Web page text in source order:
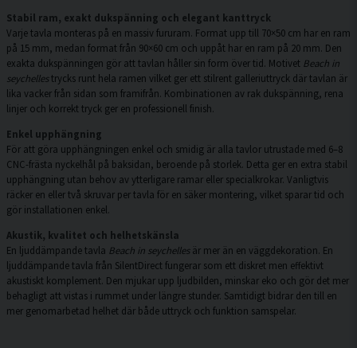
Stabil ram, exakt dukspänning och elegant kanttryck
Varje tavla monteras på en massiv fururam. Format upp till 70×50 cm har en ram
på 15 mm, medan format från 90×60 cm och uppåt har en ram på 20 mm. Den
exakta dukspänningen gör att tavlan håller sin form över tid. Motivet Beach in
seychellestrycks runt hela ramen vilket ger ett stilrent galleriuttryck där tavlan är
lika vacker från sidan som framifrån. Kombinationen av rak dukspänning, rena
linjer och korrekt tryck ger en professionell finish.
Enkel upphängning
För att göra upphängningen enkel och smidig är alla tavlor utrustade med 6–8
CNC-frästa nyckelhål på baksidan, beroende på storlek. Detta ger en extra stabil
upphängning utan behov av ytterligare ramar eller specialkrokar. Vanligtvis
räcker en eller två skruvar per tavla för en säker montering, vilket sparar tid och
gör installationen enkel.
Akustik, kvalitet och helhetskänsla
En ljuddämpande tavla Beach in seychellesär mer än en väggdekoration. En
ljuddämpande tavla från SilentDirect fungerar som ett diskret men effektivt
akustiskt komplement. Den mjukar upp ljudbilden, minskar eko och gör det mer
behagligt att vistas i rummet under längre stunder. Samtidigt bidrar den till en
mer genomarbetad helhet där både uttryck och funktion samspelar.